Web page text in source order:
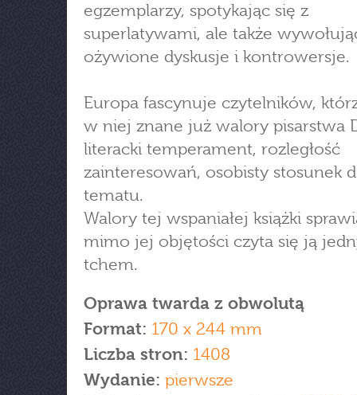
egzemplarzy, spotykając się z
superlatywami, ale także
ożywione dyskusje i kontrowersje.
Europa fascynuje czytelników,
w niej znane już walory pisarstwa
literacki temperament, rozległość
zainteresowań, osobisty stosunek
tematu.
Walory tej wspaniałej książki
mimo jej objętości czyta się ją
tchem.
Oprawa twarda z obwolutą
Format: 170 x 244 mm
Liczba stron: 1408
Wydanie: pierwsze